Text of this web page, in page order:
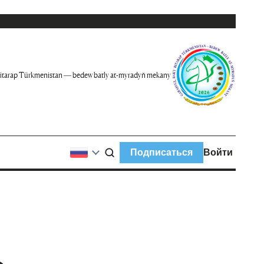
Türkmenistan — bedew batly at-myradyň mekany
Подписаться Войти